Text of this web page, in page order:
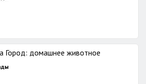
Город: домашнее животное